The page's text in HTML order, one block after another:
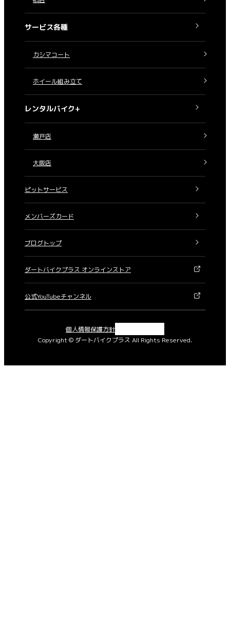
サービス各種
カシマコート
ホイール組み立て
レンタルバイク+
瀬戸店
大阪店
ピットサービス
メンバーズカード
ブログトップ
ダートバイクプラス オンラインストア
公式YouTubeチャンネル
Copyright © ダートバイクプラス All Rights Reserved.
個人情報保護方針X